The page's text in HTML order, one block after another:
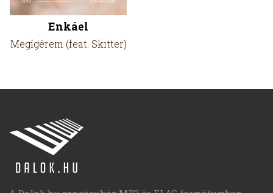
Enkáel
Megígérem (feat. Skitter)